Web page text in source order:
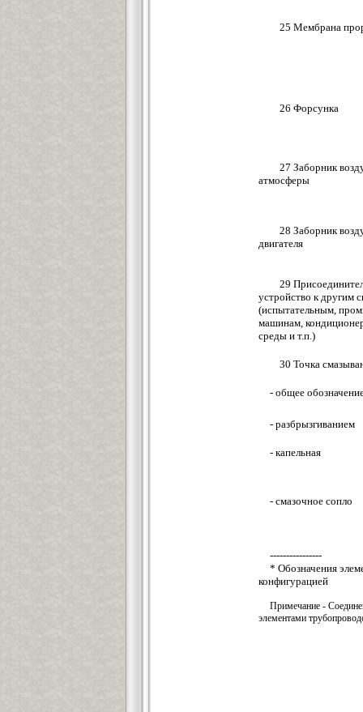
25 Мембрана
26 Форсунка
27 Заборник
атмосферы
28 Заборник
двигателя
29
устройство к другим
(испытательным,
машинам,
среды и т.п.)
30 Точка
- общее
- разбрызгиванием
- капельная
- смазочное сопло
----------------
* Обозначения
конфигурацией
Примечание -
элементами